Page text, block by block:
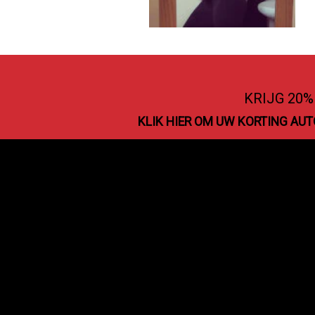
We respecteren uw privacy
BEVEILIGDE BETALINGEN
KRIJG
KLIK HIER OM UW KORTING